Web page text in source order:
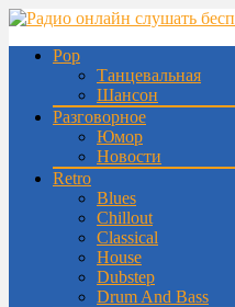
Pop
Танцевальная
Шансон
Разговорное
Юмор
Новости
Retro
Blues
Chillout
Classical
House
Dubstep
Drum And Bass